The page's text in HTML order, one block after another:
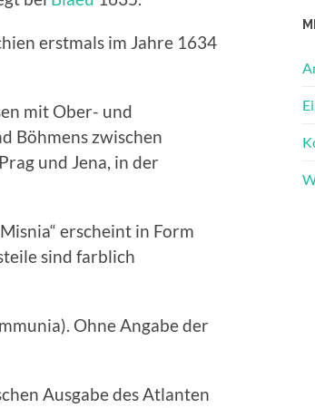
erstmals im Jahre 1634
mit Ober- und
Böhmens zwischen
und Jena, in der
erscheint in Form
sind farblich
Ohne Angabe der
Ausgabe des Atlanten